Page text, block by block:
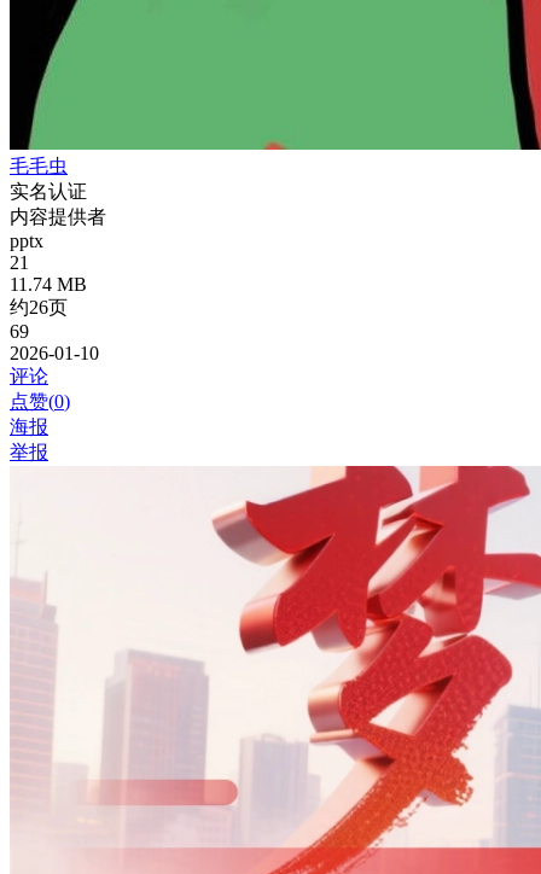
毛毛虫
实名认证
内容提供者
pptx
21
11.74 MB
约26页
69
2026-01-10
评论
点赞(0)
海报
举报